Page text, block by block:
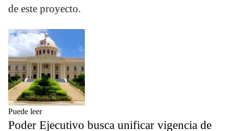
de este proyecto.
Puede leer
Poder Ejecutivo busca unificar vigencia de